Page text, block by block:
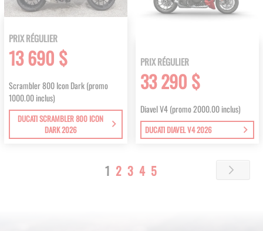
PRIX RÉGULIER
13 690 $
Scrambler 800 Icon Dark (promo
1000.00 inclus)
DUCATI SCRAMBLER 800 ICON
DARK 2026
PRIX RÉGULIER
33 290 $
Diavel V4 (promo 2000.00 inclus)
DUCATI DIAVEL V4 2026
Page
You're
1 Page
2 Page
3 Page
4 Page
5